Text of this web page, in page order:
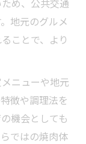
地元のグルメ
ことで、より
ニューや地元
徴や調理法を
機会としても
ではの焼肉体